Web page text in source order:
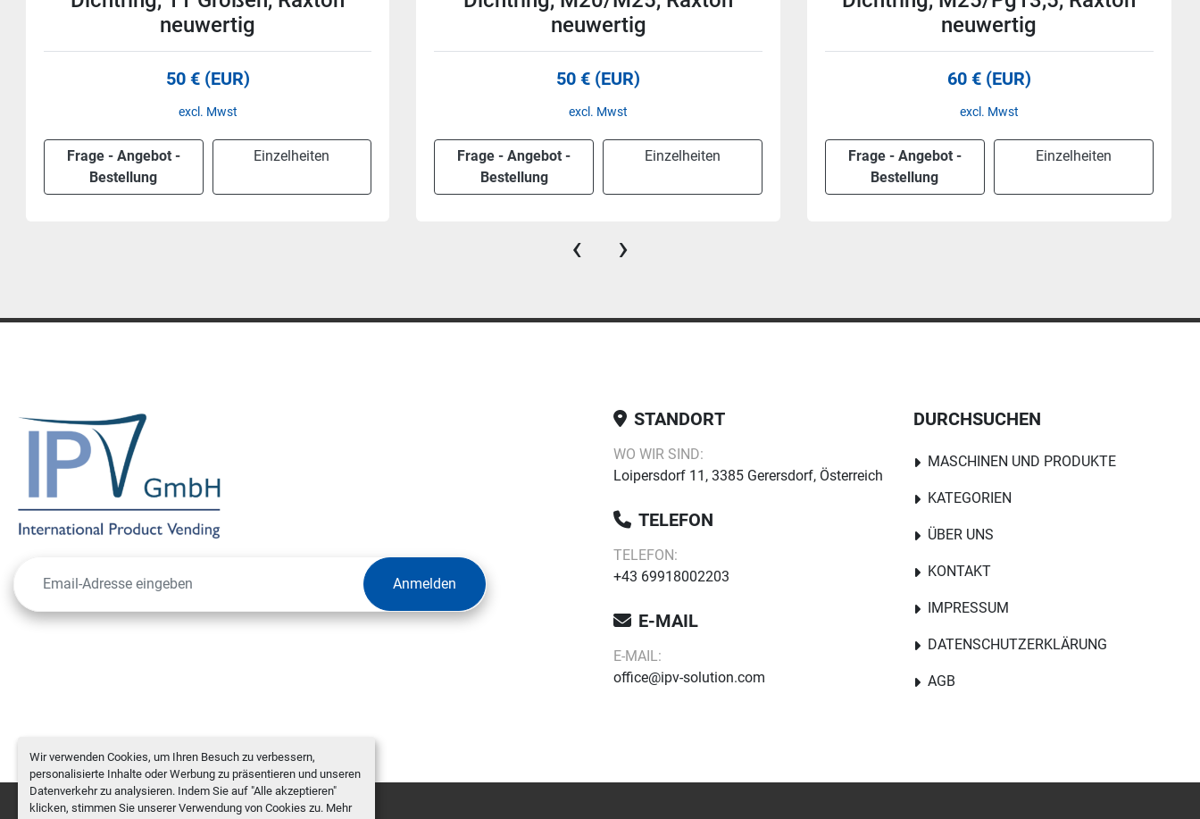
Wir verwenden Cookies, um Ihren Besuch zu verbessern,
personalisierte Inhalte oder Werbung zu präsentieren und unseren
Datenverkehr zu analysieren. Indem Sie auf "Alle akzeptieren"
klicken, stimmen Sie unserer Verwendung von Cookies zu. Mehr
neuwertig
50 € (EUR)
excl. Mwst
Frage - Angebot -
Bestellung
Einzelheiten
neuwertig
60 € (EUR)
excl. Mwst
Frage - Angebot -
Bestellung
Einzelheiten
neuwertig
50 € (EUR)
excl. Mwst
Frage - Angebot -
Bestellung
Einzelheiten
‹ ›
Anmelden
STANDORT
WO WIR SIND:
Loipersdorf 11, 3385 Gerersdorf, Österreich
TELEFON
TELEFON:
+43 69918002203
E-MAIL
E-MAIL:
office@ipv-solution.com
DURCHSUCHEN
MASCHINEN UND PRODUKTE
KATEGORIEN
ÜBER UNS
KONTAKT
IMPRESSUM
DATENSCHUTZERKLÄRUNG
AGB